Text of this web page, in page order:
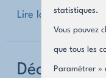
statistiques.
Vous pouvez
que tous les
Paramétrer »
Quelles
statistiques
Lire la suite »